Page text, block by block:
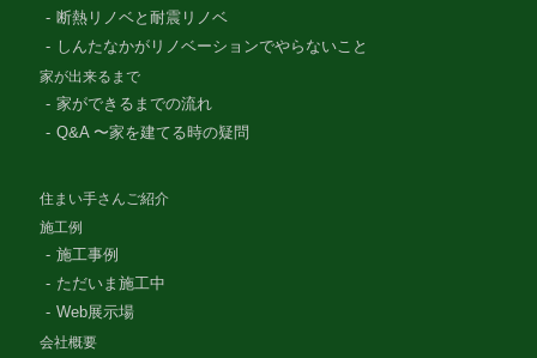
断熱リノベと耐震リノベ
しんたなかがリノベーションでやらないこと
家が出来るまで
家ができるまでの流れ
Q&A 〜家を建てる時の疑問
住まい手さんご紹介
施工例
施工事例
ただいま施工中
Web展示場
会社概要